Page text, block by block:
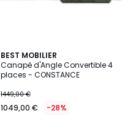
BEST MOBILIER
Canapé d'Angle Convertible 4
places - CONSTANCE
1449,00 €
1049,00 € -28%
3
Couleurs